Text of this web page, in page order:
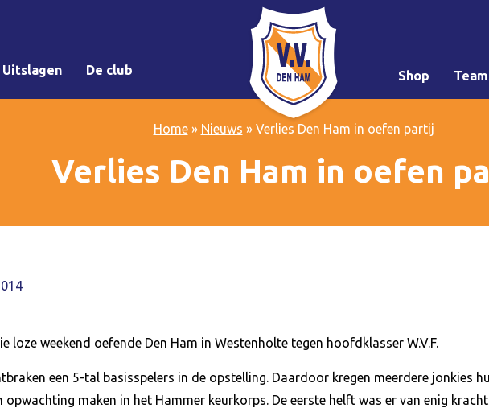
Uitslagen De club Shop
Home» Nieuws » Verlies Den Ham in oefen partij
Verlies Den Ham in oefen
loze weekend oefende Den Ham in Westenholte tegen hoofdklasser W.V.F.
een 5-tal basisspelers in de opstelling. Daardoor kregen meerdere jonkies
opwachting maken in het Hammer keurkorps. De eerste helft was er van enig